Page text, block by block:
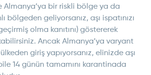
Almanya’ya bir riskli bölge ya da
bölgeden geliyorsanız, aşı ispatınızı
olma kanıtını) göstererek
Ancak Almanya’ya varyant
giriş yapıyorsanız, elinizde aşı
14 günün tamamını karantinada